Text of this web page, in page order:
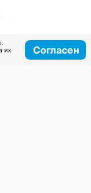
их
Согласен